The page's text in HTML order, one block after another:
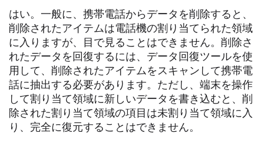
はい。一般に、携帯電話からデータを削除すると、
削除されたアイテムは電話機の割り当てられた領域
に入りますが、目で見ることはできません。削除さ
れたデータを回復するには、データ回復ツールを使
用して、削除されたアイテムをスキャンして携帯電
話に抽出する必要があります。ただし、端末を操作
して割り当て領域に新しいデータを書き込むと、削
除された割り当て領域の項目は未割り当て領域に入
り、完全に復元することはできません。